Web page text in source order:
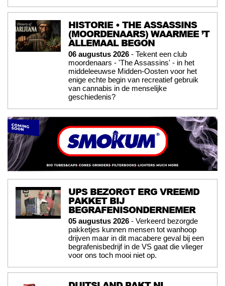
HISTORIE • THE ASSASSINS
(MOORDENAARS) WAARMEE ’T
ALLEMAAL BEGON
06 augustus 2026 - Tekent een club
moordenaars - 'The Assassins' - in het
middeleeuwse Midden-Oosten voor het
enige echte begin van recreatief gebruik
van cannabis in de menselijke
geschiedenis?
UPS BEZORGT ERG VREEMD
PAKKET BIJ
BEGRAFENISONDERNEMER
05 augustus 2026 - Verkeerd bezorgde
pakketjes kunnen mensen tot wanhoop
drijven maar in dit macabere geval bij een
begrafenisbedrijf in de VS gaat die vlieger
voor ons toch mooi niet op.